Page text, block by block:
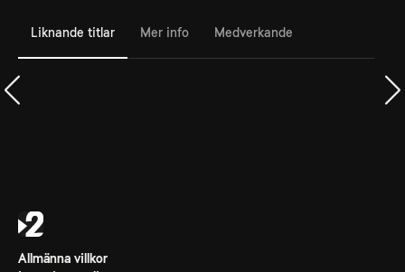
Liknande titlar Mer info Medverkande
Allmänna villkor